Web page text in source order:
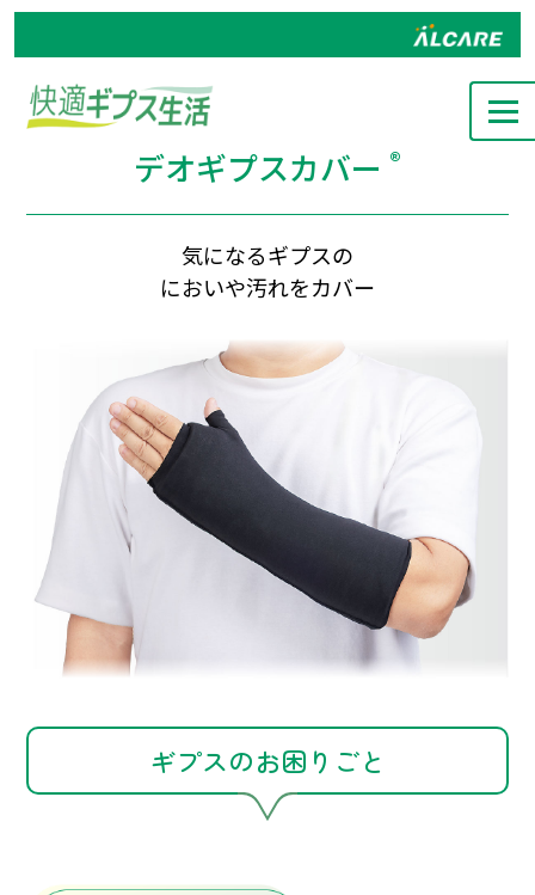
デオギプスカバー ®
気になるギプスの
においや汚れをカバー
ギプスのお困りごと